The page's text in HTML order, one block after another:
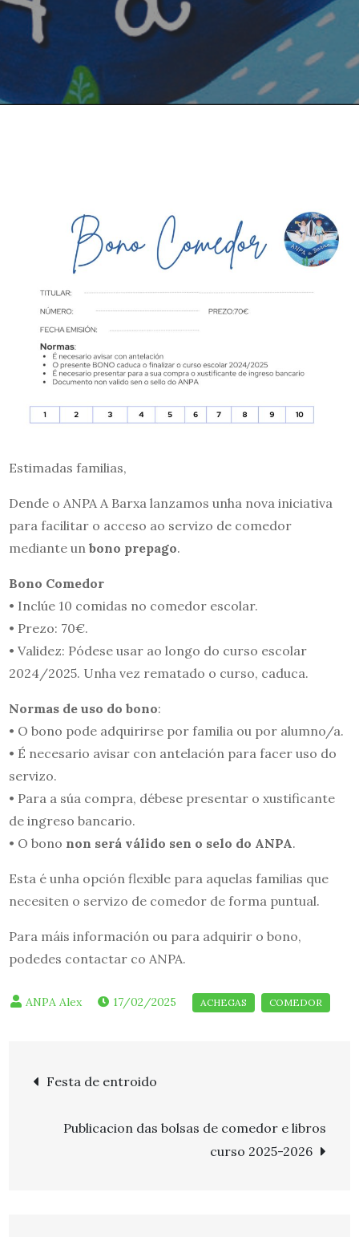
Estimadas familias,
Dende o ANPA A Barxa lanzamos unha nova iniciativa
para facilitar o acceso ao servizo de comedor
mediante un bono prepago.
Bono Comedor
• Inclúe 10 comidas no comedor escolar.
• Prezo: 70€.
• Validez: Pódese usar ao longo do curso escolar
2024/2025. Unha vez rematado o curso, caduca.
Normas de uso do bono:
• O bono pode adquirirse por familia ou por alumno/a.
• É necesario avisar con antelación para facer uso do
servizo.
• Para a súa compra, débese presentar o xustificante
de ingreso bancario.
• O bono non será válido sen o selo do ANPA.
Esta é unha opción flexible para aquelas familias que
necesiten o servizo de comedor de forma puntual.
Para máis información ou para adquirir o bono,
podedes contactar co ANPA.
17/02/2025
Navegación
Festa de entroido
Publicacion das bolsas de comedor e libros
curso 2025-2026